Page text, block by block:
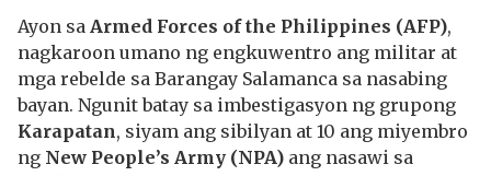
Ayon sa Armed Forces of the Philippines (AFP),
nagkaroon umano ng engkuwentro ang militar at
mga rebelde sa Barangay Salamanca sa nasabing
bayan. Ngunit batay sa imbestigasyon ng grupong
Karapatan, siyam ang sibilyan at 10 ang miyembro
ng New People’s Army (NPA) ang nasawi sa